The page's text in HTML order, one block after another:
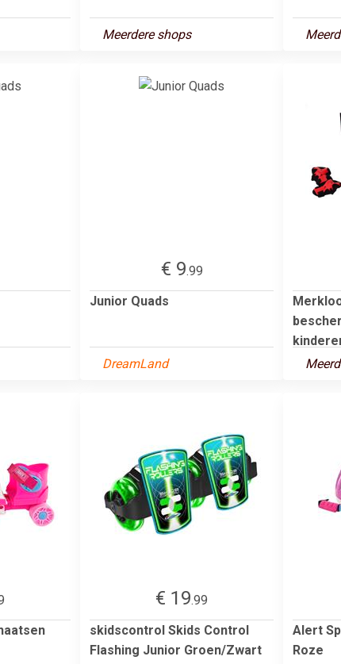
Meerdere shops
€ 9.99
Junior Quads
DreamLand
€ 19.99
skidscontrol Skids Control
Flashing Junior Groen/Zwart
Alert
Roze